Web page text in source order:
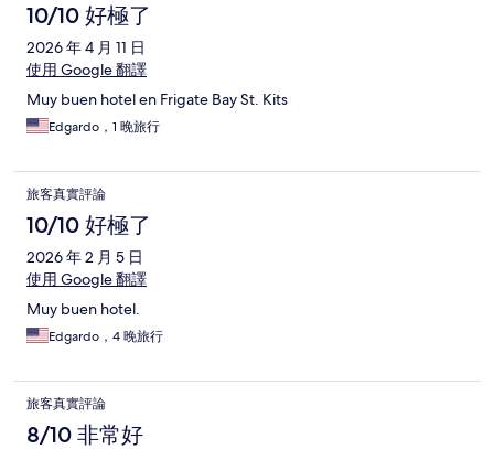
10/10 好極了
2026 年 4 月 11 日
使用 Google 翻譯
Muy buen hotel en Frigate Bay St. Kits
Edgardo，1 晚旅行
旅客真實評論
10/10 好極了
2026 年 2 月 5 日
使用 Google 翻譯
Muy buen hotel.
Edgardo，4 晚旅行
旅客真實評論
8/10 非常好